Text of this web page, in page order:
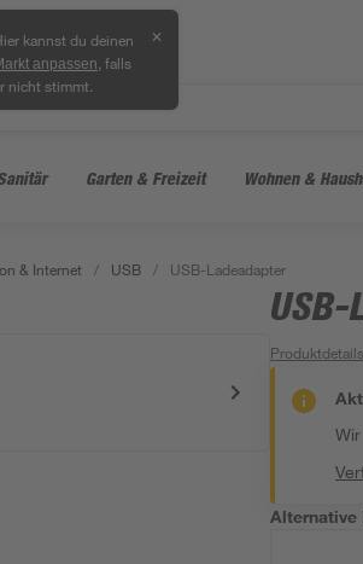
kannst du deinen
anpassen , falls
nicht stimmt.
✕
Garten & Freizeit Wohnen &
& Internet / USB / USB-Ladeadapter
Produktdetails
Alternative